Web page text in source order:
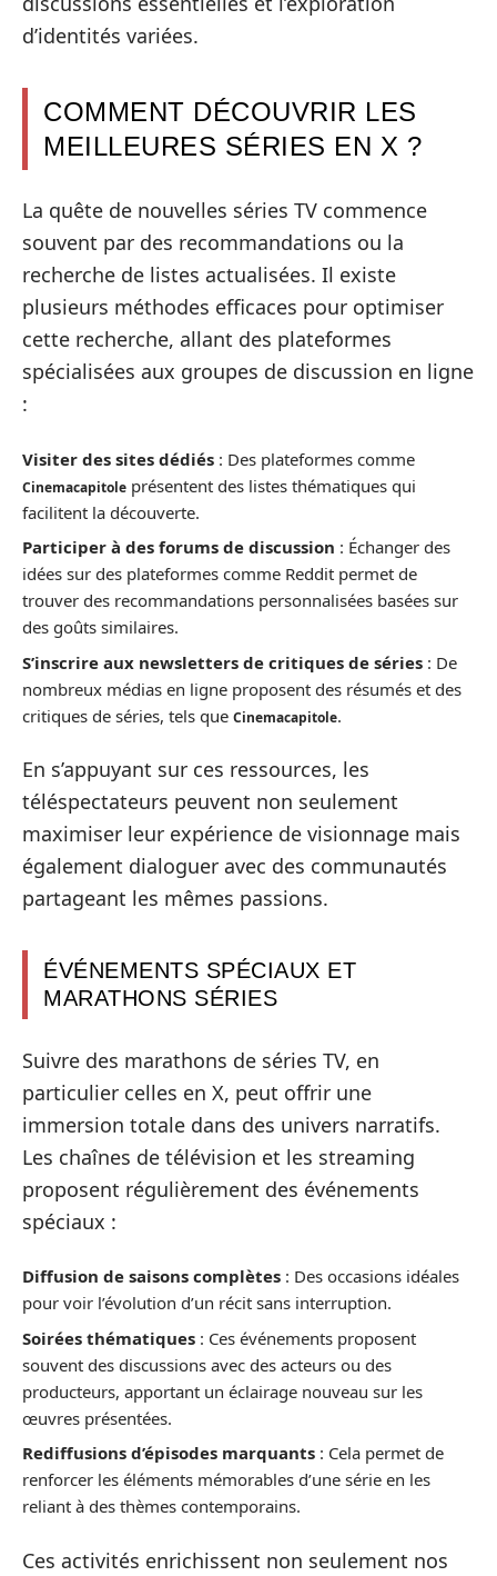
d’identités variées.
COMMENT DÉCOUVRIR LES
MEILLEURES SÉRIES EN X ?
La quête de nouvelles séries TV commence
souvent par des recommandations ou la
recherche de listes actualisées. Il existe
plusieurs méthodes efficaces pour optimiser
cette recherche, allant des plateformes
spécialisées aux groupes de discussion en ligne
:
Visiter des sites dédiés : Des plateformes comme
Cinemacapitole présentent des listes thématiques qui
facilitent la découverte.
Participer à des forums de discussion : Échanger des
idées sur des plateformes comme Reddit permet de
trouver des recommandations personnalisées basées sur
des goûts similaires.
S’inscrire aux newsletters de critiques de séries : De
nombreux médias en ligne proposent des résumés et des
critiques de séries, tels que Cinemacapitole.
En s’appuyant sur ces ressources, les
téléspectateurs peuvent non seulement
maximiser leur expérience de visionnage mais
également dialoguer avec des communautés
partageant les mêmes passions.
ÉVÉNEMENTS SPÉCIAUX ET
MARATHONS SÉRIES
Suivre des marathons de séries TV, en
particulier celles en X, peut offrir une
immersion totale dans des univers narratifs.
Les chaînes de télévision et les streaming
proposent régulièrement des événements
spéciaux :
Diffusion de saisons complètes : Des occasions idéales
pour voir l’évolution d’un récit sans interruption.
Soirées thématiques : Ces événements proposent
souvent des discussions avec des acteurs ou des
producteurs, apportant un éclairage nouveau sur les
œuvres présentées.
Rediffusions d’épisodes marquants : Cela permet de
renforcer les éléments mémorables d’une série en les
reliant à des thèmes contemporains.
Ces activités enrichissent non seulement nos